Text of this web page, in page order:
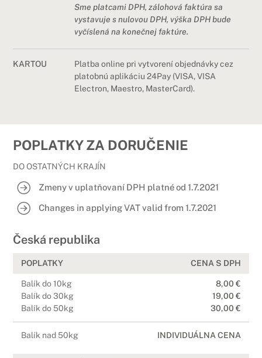
Sme platcami DPH, zálohová faktúra sa
vystavuje s nulovou DPH, výška DPH bude
vyčíslená na konečnej faktúre.
KARTOU
Platba online pri vytvorení objednávky cez
platobnú aplikáciu 24Pay (VISA, VISA
Electron, Maestro, MasterCard).
POPLATKY ZA DORUČENIE
DO OSTATNÝCH KRAJÍN
Zmeny v uplatňovaní DPH platné od 1.7.2021
Changes in applying VAT valid from 1.7.2021
Česká republika
POPLATKY
Balík do 10kg
Balík do 30kg
Balík do 50kg
Balík nad 50kg
CENA S DPH
8,00 €
19,00 €
30,00 €
INDIVIDUÁLNA CENA